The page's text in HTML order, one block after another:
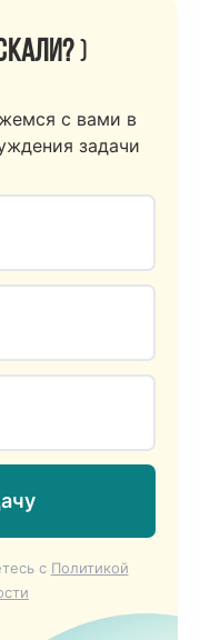
)
с вами в
задачи
c Политикой